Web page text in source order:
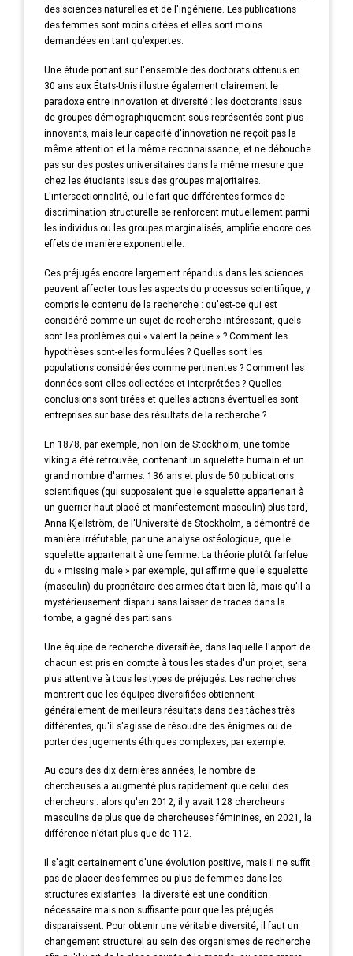
des sciences naturelles et de l'ingénierie. Les publications
des femmes sont moins citées et elles sont moins
demandées en tant qu’expertes.
Une étude portant sur l'ensemble des doctorats obtenus en
30 ans aux États-Unis illustre également clairement le
paradoxe entre innovation et diversité : les doctorants issus
de groupes démographiquement sous-représentés sont plus
innovants, mais leur capacité d'innovation ne reçoit pas la
même attention et la même reconnaissance, et ne débouche
pas sur des postes universitaires dans la même mesure que
chez les étudiants issus des groupes majoritaires.
L'intersectionnalité, ou le fait que différentes formes de
discrimination structurelle se renforcent mutuellement parmi
les individus ou les groupes marginalisés, amplifie encore ces
effets de manière exponentielle.
Ces préjugés encore largement répandus dans les sciences
peuvent affecter tous les aspects du processus scientifique, y
compris le contenu de la recherche : qu'est-ce qui est
considéré comme un sujet de recherche intéressant, quels
sont les problèmes qui « valent la peine » ? Comment les
hypothèses sont-elles formulées ? Quelles sont les
populations considérées comme pertinentes ? Comment les
données sont-elles collectées et interprétées ? Quelles
conclusions sont tirées et quelles actions éventuelles sont
entreprises sur base des résultats de la recherche ?
En 1878, par exemple, non loin de Stockholm, une tombe
viking a été retrouvée, contenant un squelette humain et un
grand nombre d'armes. 136 ans et plus de 50 publications
scientifiques (qui supposaient que le squelette appartenait à
un guerrier haut placé et manifestement masculin) plus tard,
Anna Kjellström, de l'Université de Stockholm, a démontré de
manière irréfutable, par une analyse ostéologique, que le
squelette appartenait à une femme. La théorie plutôt farfelue
du « missing male » par exemple, qui affirme que le squelette
(masculin) du propriétaire des armes était bien là, mais qu'il a
mystérieusement disparu sans laisser de traces dans la
tombe, a gagné des partisans.
Une équipe de recherche diversifiée, dans laquelle l'apport de
chacun est pris en compte à tous les stades d'un projet, sera
plus attentive à tous les types de préjugés. Les recherches
montrent que les équipes diversifiées obtiennent
généralement de meilleurs résultats dans des tâches très
différentes, qu'il s'agisse de résoudre des énigmes ou de
porter des jugements éthiques complexes, par exemple.
Au cours des dix dernières années, le nombre de
chercheuses a augmenté plus rapidement que celui des
chercheurs : alors qu'en 2012, il y avait 128 chercheurs
masculins de plus que de chercheuses féminines, en 2021, la
différence n’était plus que de 112.
Il s'agit certainement d'une évolution positive, mais il ne suffit
pas de placer des femmes ou plus de femmes dans les
structures existantes : la diversité est une condition
nécessaire mais non suffisante pour que les préjugés
disparaissent. Pour obtenir une véritable diversité, il faut un
changement structurel au sein des organismes de recherche